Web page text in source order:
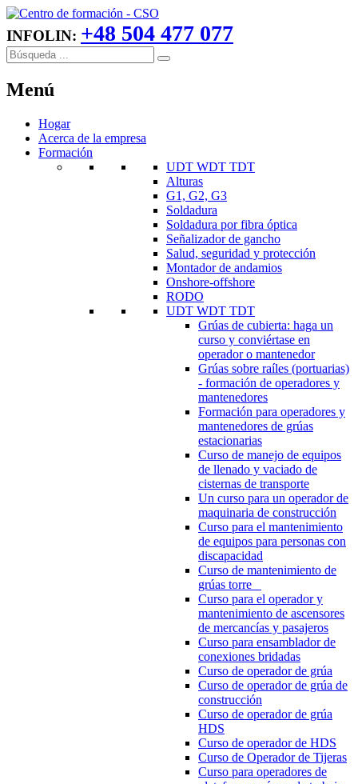
INFOLIN: +48 504 477 077
Menú
Hogar
Acerca de la empresa
Formación
UDT WDT TDT
Alturas
G1, G2, G3
Soldadura
Soldadura por fibra óptica
Señalizador de gancho
Salud, seguridad y protección
Montador de andamios
Onshore-offshore
RODO
UDT WDT TDT
Grúas de cubierta: haga un
curso y conviértase en
operador o mantenedor
Grúas sobre raíles (portuarias)
- formación de operadores y
mantenedores
Formación para operadores y
mantenedores de grúas
estacionarias
Curso de manejo de equipos
de llenado y vaciado de
cisternas de transporte
Un curso para un operador de
maquinaria de construcción
Curso para el mantenimiento
de equipos para personas con
discapacidad
Curso de mantenimiento de
grúas torre
Curso para el operador y
mantenimiento de ascensores
de mercancías y pasajeros
Curso para ensamblador de
conexiones bridadas
Curso de operador de grúa
Curso de operador de grúa de
construcción
Curso de operador de grúa
HDS
Curso de operador de HDS
Curso de Operador de Tijeras
Curso para operadores de